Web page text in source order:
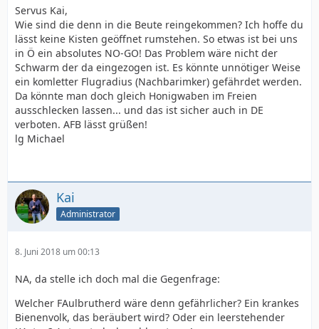
Servus Kai,
Wie sind die denn in die Beute reingekommen? Ich hoffe du
lässt keine Kisten geöffnet rumstehen. So etwas ist bei uns
in Ö ein absolutes NO-GO! Das Problem wäre nicht der
Schwarm der da eingezogen ist. Es könnte unnötiger Weise
ein komletter Flugradius (Nachbarimker) gefährdet werden.
Da könnte man doch gleich Honigwaben im Freien
ausschlecken lassen... und das ist sicher auch in DE
verboten. AFB lässt grüßen!
lg Michael
Kai
Administrator
8. Juni 2018 um 00:13
NA, da stelle ich doch mal die Gegenfrage:
Welcher FAulbrutherd wäre denn gefährlicher? Ein krankes
Bienenvolk, das beräubert wird? Oder ein leerstehender